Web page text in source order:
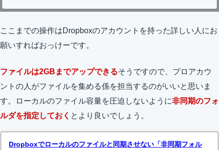
ここまでの操作はDropboxのアカウントを持った詳しい人にお
願いすればおっけーです。
ファイルは2GBまでアップできるそうですので、プロアカウ
ントの人がファイルを集める係を担当するのがいいと思いま
す。ローカルのファイル容量を圧迫しないように非同期のフォ
ルダを指定しておく とより良いでしょう。
Dropboxでローカルのファイルと同期させない「非同期フォル